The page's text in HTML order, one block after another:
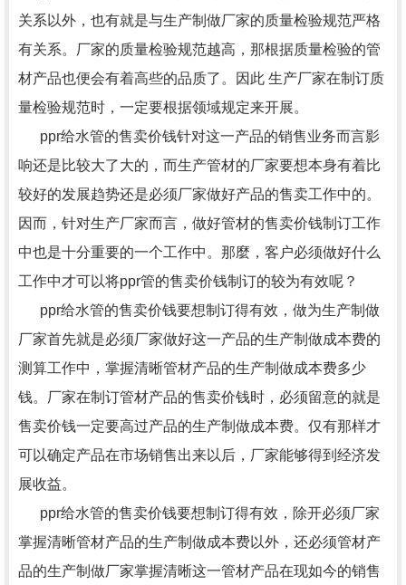
关系以外，也有就是与生产制做厂家的质量检验规范严格
有关系。厂家的质量检验规范越高，那根据质量检验的管
材产品也便会有着高些的品质了。因此 生产厂家在制订质
量检验规范时，一定要根据领域规定来开展。
ppr给水管的售卖价钱针对这一产品的销售业务而言影
响还是比较大了大的，而生产管材的厂家要想本身有着比
较好的发展趋势还是必须厂家做好产品的售卖工作中的。
因而，针对生产厂家而言，做好管材的售卖价钱制订工作
中也是十分重要的一个工作中。那麼，客户必须做好什么
工作中才可以将ppr管的售卖价钱制订的较为有效呢？
ppr给水管的售卖价钱要想制订得有效，做为生产制做
厂家首先就是必须厂家做好这一产品的生产制做成本费的
测算工作中，掌握清晰管材产品的生产制做成本费多少
钱。厂家在制订管材产品的售卖价钱时，必须留意的就是
售卖价钱一定要高过产品的生产制做成本费。仅有那样才
可以确定产品在市场销售出来以后，厂家能够得到经济发
展收益。
ppr给水管的售卖价钱要想制订得有效，除开必须厂家
掌握清晰管材产品的生产制做成本费以外，还必须管材产
品的生产制做厂家掌握清晰这一管材产品在现如今的销售